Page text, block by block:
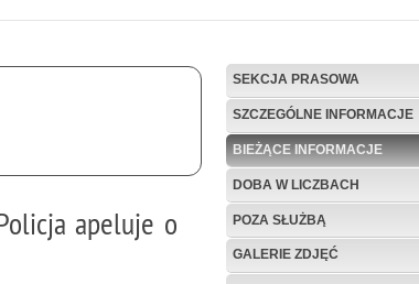
apeluje o
SEKCJA PRASOWA
SZCZEGÓLNE INFORMACJE
BIEŻĄCE INFORMACJE
DOBA W LICZBACH
POZA SŁUŻBĄ
GALERIE ZDJĘĆ